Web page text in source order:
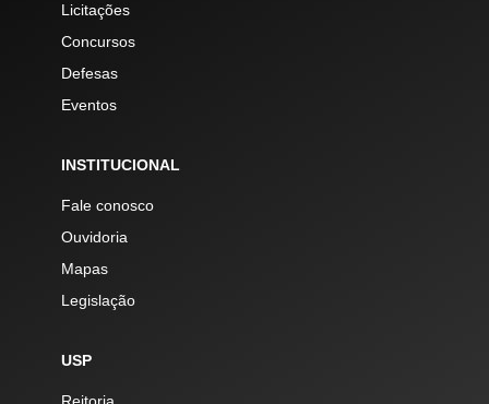
Licitações
Concursos
Defesas
Eventos
INSTITUCIONAL
Fale conosco
Ouvidoria
Mapas
Legislação
USP